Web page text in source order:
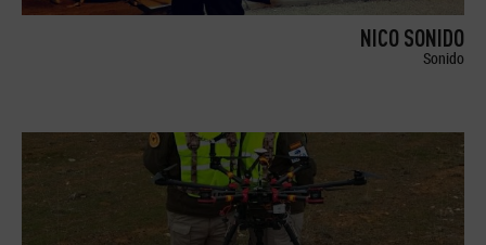
NICO SONIDO
Sonido